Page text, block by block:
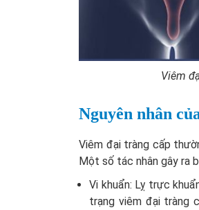
Viêm
Nguyên nhân
Viêm đại tràng cấp
Một số tác nhân gây ra
Vi khuẩn: Lỵ trực
trạng viêm đại tràng